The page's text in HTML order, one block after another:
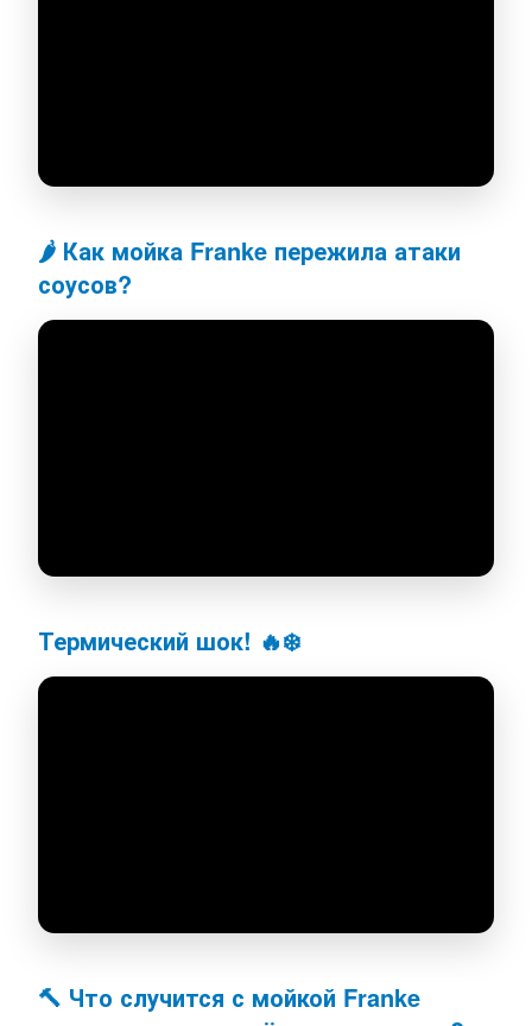
🌶️ Как мойка Franke пережила атаки
соусов?
Термический шок! 🔥❄️
🔨 Что случится с мойкой Franke